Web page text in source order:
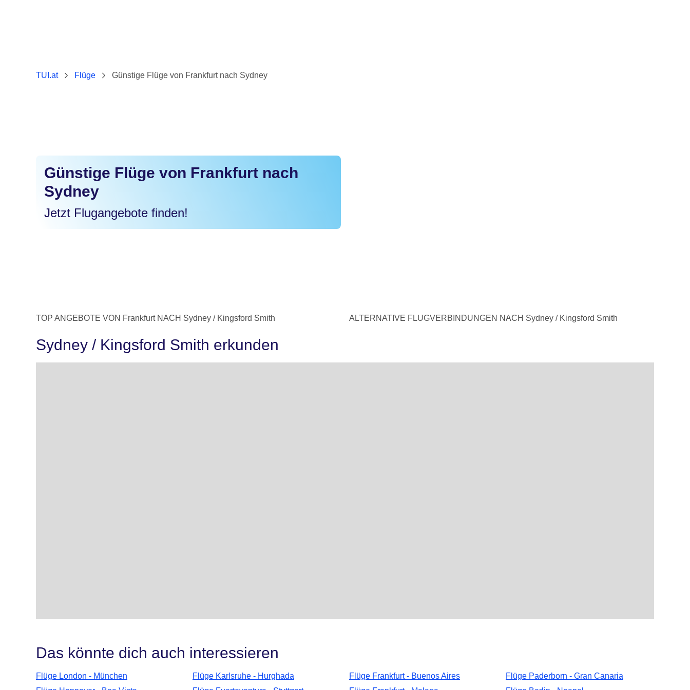
TUI.at Flüge Günstige Flüge von Frankfurt nach Sydney
Günstige Flüge von Frankfurt nach
Sydney
Jetzt Flugangebote finden!
TOP ANGEBOTE VON Frankfurt NACH Sydney / Kingsford Smith ALTERNATIVE FLUGVERBINDUNGEN NACH Sydney / Kingsford Smith
Sydney / Kingsford Smith erkunden
Das könnte dich auch interessieren
Flüge London - München Flüge Karlsruhe - Hurghada Flüge Frankfurt - Buenos Aires
Flüge Paderborn - Gran Canaria